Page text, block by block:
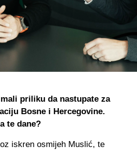
priliku da nastupate za
Bosne i Hercegovine.
te dane?
iskren osmijeh Muslić, te